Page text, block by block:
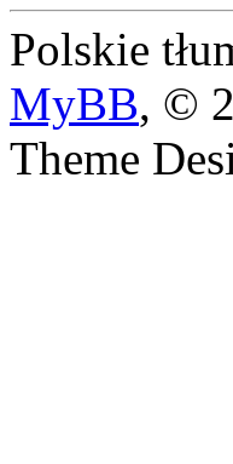
Polskie
MyBB, ©
Theme